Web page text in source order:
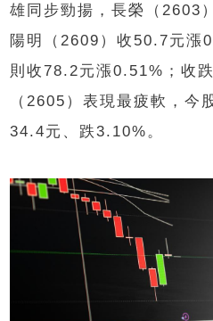
雄同步勁揚，長榮（2603
陽明（2609）收50.7元漲
則收78.2元漲0.51%；收
（2605）表現最疲軟，今
34.4元、跌3.10%。